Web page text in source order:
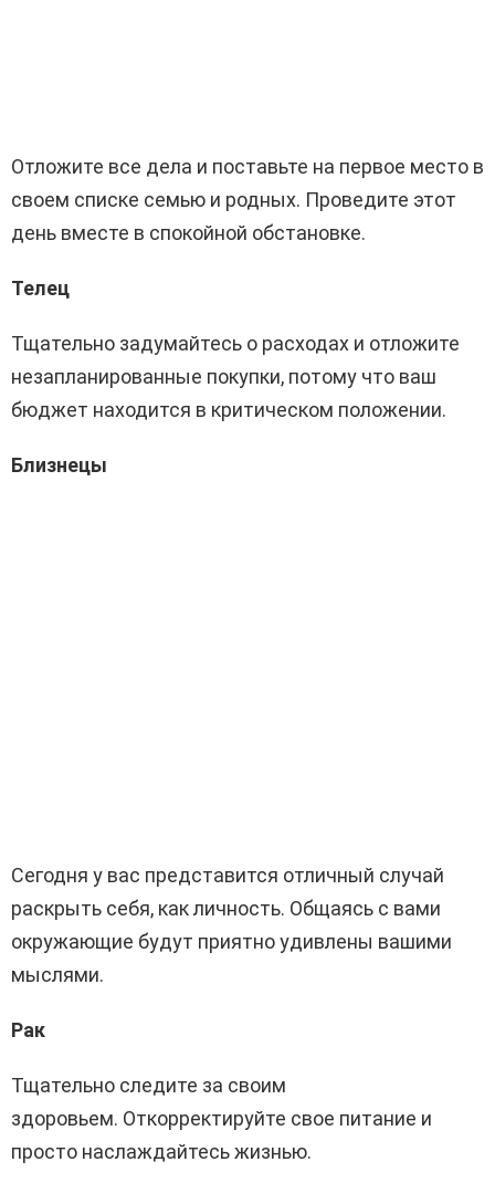
Отложите все дела и поставьте на первое место в
своем списке семью и родных. Проведите этот
день вместе в спокойной обстановке.
Телец
Тщательно задумайтесь о расходах и отложите
незапланированные покупки, потому что ваш
бюджет находится в критическом положении.
Близнецы
Сегодня у вас представится отличный случай
раскрыть себя, как личность. Общаясь с вами
окружающие будут приятно удивлены вашими
мыслями.
Рак
Тщательно следите за своим
здоровьем. Откорректируйте свое питание и
просто наслаждайтесь жизнью.